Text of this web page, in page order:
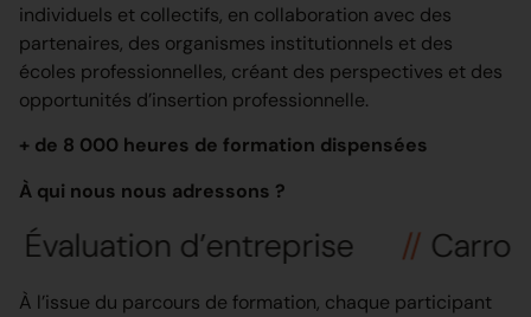
individuels et collectifs, en collaboration avec des
partenaires, des organismes institutionnels et des
écoles professionnelles, créant des perspectives et des
opportunités d’insertion professionnelle.
+ de 8 000 heures de formation dispensées
À qui nous nous adressons ?
// Carrossiers //
À l’issue du parcours de formation, chaque participant